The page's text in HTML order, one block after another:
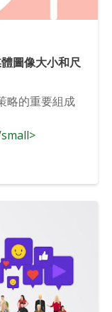
圖像大小和尺
略的重要組成